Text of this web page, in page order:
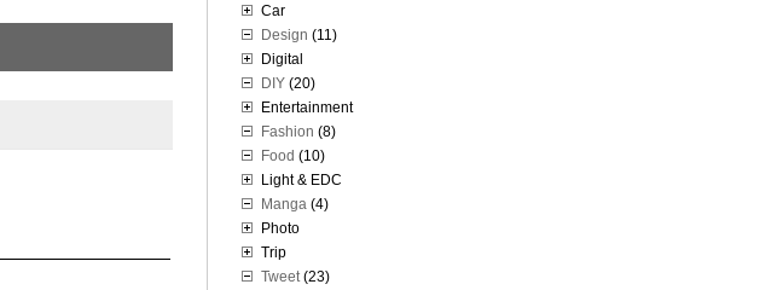
Car
Design (11)
Digital
DIY (20)
Entertainment
Fashion (8)
Food (10)
Light & EDC
Manga (4)
Photo
Trip
Tweet (23)